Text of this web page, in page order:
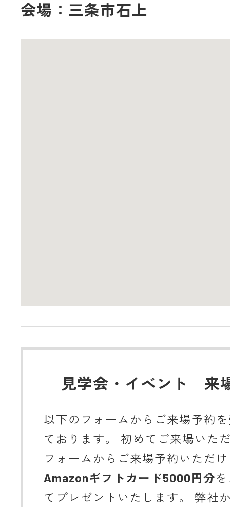
会場：三条市石上
見学会・イベント 来
以下のフォームからご来場予約
ております。 初めてご来場いた
フォームからご来場予約いただ
Amazonギフトカード5000円分
てプレゼントいたします。 弊社